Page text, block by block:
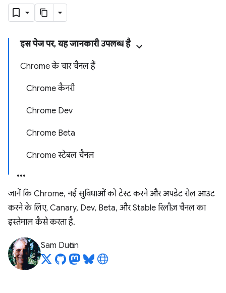
इस पेज पर, यह जानकारी उपलब्ध है
Chrome के चार चैनल हैं
Chrome कैनरी
Chrome Dev
Chrome Beta
Chrome स्टेबल चैनल
जानें कि Chrome, नई सुविधाओं को टेस्ट करने और अपडेट रोल आउट
करने के लिए, Canary, Dev, Beta, और Stable रिलीज़ चैनल का
इस्तेमाल कैसे करता है.
Sam Dutton